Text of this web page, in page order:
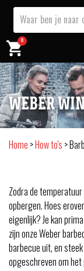
0
WEBER
Home >How to's >
Zodra de
opbergen. Hoes
eigenlijk? Je kan
zijn onze Weber
barbecue uit, en
opgeschreven om